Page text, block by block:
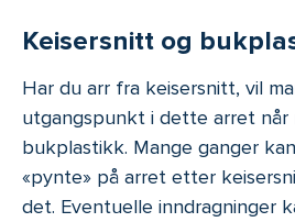
Keisersnitt og
Har du arr fra keisersnitt, vil
utgangspunkt i dette arret når
bukplastikk. Mange ganger
«pynte» på arret etter
det. Eventuelle inndragninger